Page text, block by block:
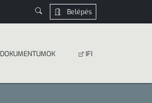
Belépés
DOKUMEN­­TUMOK IFI